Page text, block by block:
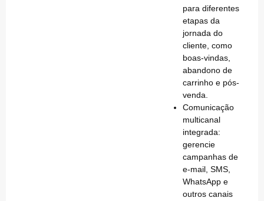
para diferentes
etapas da
jornada do
cliente, como
boas-vindas,
abandono de
carrinho e pós-
venda.
Comunicação
multicanal
integrada:
gerencie
campanhas de
e-mail, SMS,
WhatsApp e
outros canais